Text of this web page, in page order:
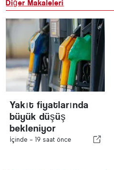
Diğer Makaleleri
Yakıt fiyatlarında
büyük düşüş
bekleniyor
İçinde -19 saat önce